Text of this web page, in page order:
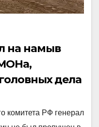
на намыв
дела
комитета РФ генерал